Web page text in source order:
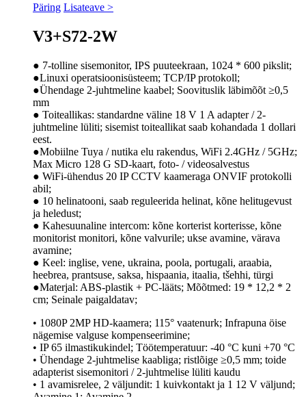
Päring Lisateave >
V3+S72-2W
● 7-tolline sisemonitor, IPS puuteekraan, 1024 * 600 pikslit;
●Linuxi operatsioonisüsteem; TCP/IP protokoll;
●Ühendage 2-juhtmeline kaabel; Soovituslik läbimõõt ≥0,5
mm
● Toiteallikas: standardne väline 18 V 1 A adapter / 2-
juhtmeline lüliti; sisemist toiteallikat saab kohandada 1 dollari
eest.
●Mobiilne Tuya / nutika elu rakendus, WiFi 2.4GHz / 5GHz;
Max Micro 128 G SD-kaart, foto- / videosalvestus
● WiFi-ühendus 20 IP CCTV kaameraga ONVIF protokolli
abil;
● 10 helinatooni, saab reguleerida helinat, kõne helitugevust
ja heledust;
● Kahesuunaline intercom: kõne korterist korterisse, kõne
monitorist monitori, kõne valvurile; ukse avamine, värava
avamine;
● Keel: inglise, vene, ukraina, poola, portugali, araabia,
heebrea, prantsuse, saksa, hispaania, itaalia, tšehhi, türgi
●Materjal: ABS-plastik + PC-lääts; Mõõtmed: 19 * 12,2 * 2
cm; Seinale paigaldatav;
• 1080P 2MP HD-kaamera; 115° vaatenurk; Infrapuna öise
nägemise valguse kompenseerimine;
• IP 65 ilmastikukindel; Töötemperatuur: -40 °C kuni +70 °C
• Ühendage 2-juhtmelise kaabliga; ristlõige ≥0,5 mm; toide
adapterist sisemonitori / 2-juhtmelise lüliti kaudu
• 1 avamisrelee, 2 väljundit: 1 kuivkontakt ja 1 12 V väljund;